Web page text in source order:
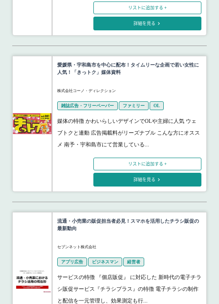
リストに追加する +
詳細を見る
愛媛県・宇和島市を中心に配布！タイムリーな企画で若い女性に
人気！「きっトク」媒体資料
株式会社コーノ・ディレクション
雑誌広告・フリーペーパー ファミリー OL
媒体の特徴 かわいらしいデザインでOLや主婦に人気 ウェ
ブトクと連動 広告掲載料がリーズナブル こんな方にオスス
メ 南予・宇和島市にて営業している...
リストに追加する +
詳細を見る
流通・小売業の販促担当者必見！スマホを活用したチラシ販促の
最新動向
セブンネット株式会社
アプリ広告 ビジネスマン 経営者
サービスの特徴 『個店販促』 に対応した 新時代の電子チラ
シ販促サービス『チラシプラス』の特徴 電子チラシの制作
と配信を一元管理し、効果測定も行...